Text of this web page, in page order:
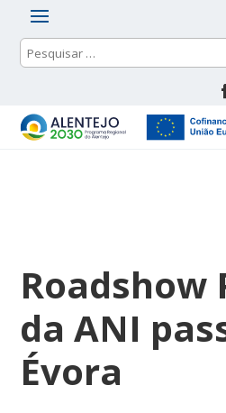
Roadshow
da ANI
Évora